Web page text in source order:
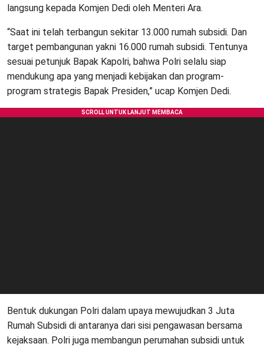
langsung kepada Komjen Dedi oleh Menteri Ara.
“Saat ini telah terbangun sekitar 13.000 rumah subsidi. Dan
target pembangunan yakni 16.000 rumah subsidi. Tentunya
sesuai petunjuk Bapak Kapolri, bahwa Polri selalu siap
mendukung apa yang menjadi kebijakan dan program-
program strategis Bapak Presiden,” ucap Komjen Dedi.
Bentuk dukungan Polri dalam upaya mewujudkan 3 Juta
Rumah Subsidi di antaranya dari sisi pengawasan bersama
kejaksaan. Polri juga membangun perumahan subsidi untuk